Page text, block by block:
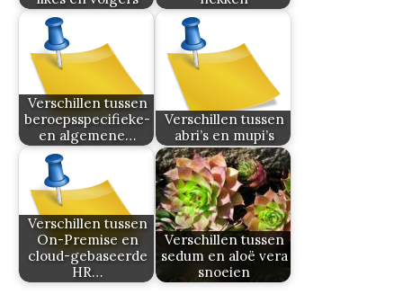
Verschillen tussen
beroepsspecifieke-
en algemene…
Verschillen tussen
abri’s en mupi’s
Verschillen tussen
On-Premise en
cloud-gebaseerde
HR…
Verschillen tussen
sedum en aloë vera
snoeien